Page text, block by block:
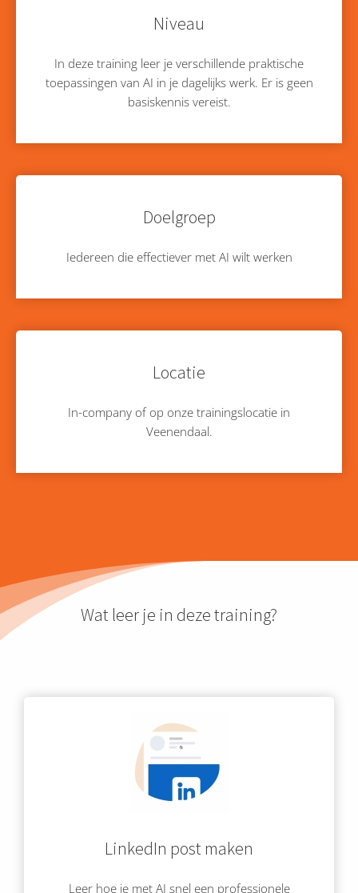
Niveau
In deze training leer je verschillende praktische
toepassingen van AI in je dagelijks werk. Er is geen
basiskennis vereist.
Doelgroep
Iedereen die effectiever met AI wilt werken
Locatie
In-company of op onze trainingslocatie in
Veenendaal.
Wat leer je in deze training?
LinkedIn post maken
Leer hoe je met AI snel een professionele